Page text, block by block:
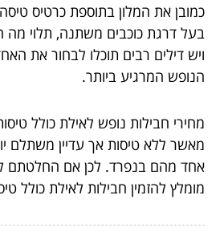
כמובן את המלון בתוספת כרטיס
בעל דרגת כוכבים משתנה, תלוי מה
ויש דילים רבים תוכלו לבחור את
הנופש המרגיע ביותר.
מחירי חבילות נופש לאילת כולל
מאשר ללא טיסות אך עדיין משתלם
אחד מהם בנפרד. לכן אם החלטתם
מומלץ להזמין חבילות לאילת כולל